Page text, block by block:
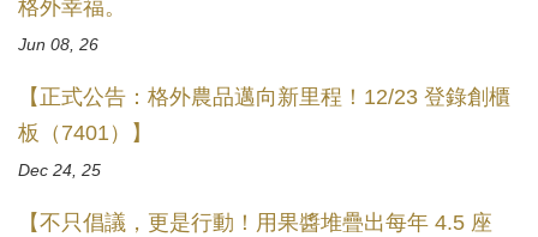
格外幸福。
Jun 08, 26
【正式公告：格外農品邁向新里程！12/23 登錄創櫃
板（7401）】
Dec 24, 25
【不只倡議，更是行動！用果醬堆疊出每年 4.5 座